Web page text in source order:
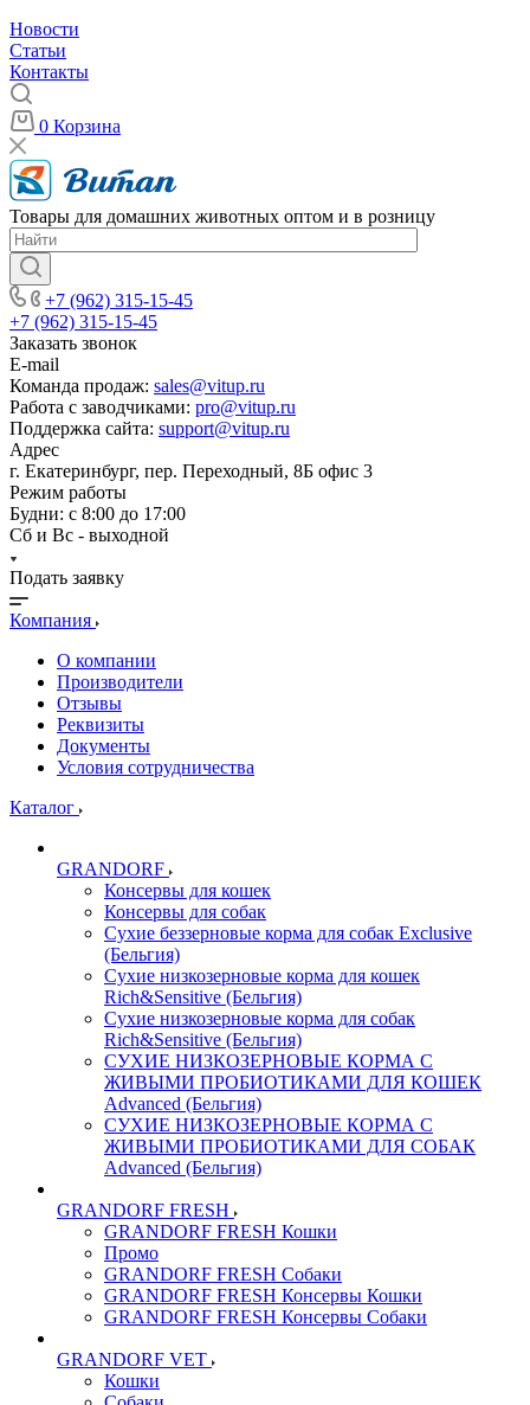
Новости
Статьи
Контакты
0 Корзина
Товары для домашних животных оптом и в розницу
+7 (962) 315-15-45
+7 (962) 315-15-45
Заказать звонок
E-mail
Команда продаж: sales@vitup.ru
Работа с заводчиками: pro@vitup.ru
Поддержка сайта: support@vitup.ru
Адрес
г. Екатеринбург, пер. Переходный, 8Б офис 3
Режим работы
Будни: с 8:00 до 17:00
Сб и Вс - выходной
Подать заявку
Компания
О компании
Производители
Отзывы
Реквизиты
Документы
Условия сотрудничества
Каталог
GRANDORF
Консервы для кошек
Консервы для собак
Сухие беззерновые корма для собак Exclusive
(Бельгия)
Сухие низкозерновые корма для кошек
Rich&Sensitive (Бельгия)
Сухие низкозерновые корма для собак
Rich&Sensitive (Бельгия)
СУХИЕ НИЗКОЗЕРНОВЫЕ КОРМА С
ЖИВЫМИ ПРОБИОТИКАМИ ДЛЯ КОШЕК
Advanced (Бельгия)
СУХИЕ НИЗКОЗЕРНОВЫЕ КОРМА С
ЖИВЫМИ ПРОБИОТИКАМИ ДЛЯ СОБАК
Advanced (Бельгия)
GRANDORF FRESH
GRANDORF FRESH Кошки
Промо
GRANDORF FRESH Собаки
GRANDORF FRESH Консервы Кошки
GRANDORF FRESH Консервы Собаки
GRANDORF VET
Кошки